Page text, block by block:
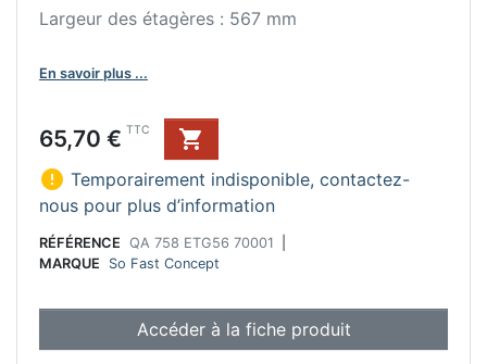
Largeur des étagères : 567 mm
En savoir plus ...
Prix
65,70 € TTC

 Temporairement indisponible, contactez-
nous pour plus d’information
RÉFÉRENCE QA 758 ETG56 70001
MARQUE
So Fast Concept
Accéder à la fiche produit